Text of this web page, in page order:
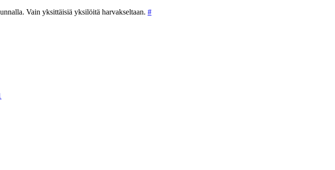
Vain yksittäisiä yksilöitä harvakseltaan. #